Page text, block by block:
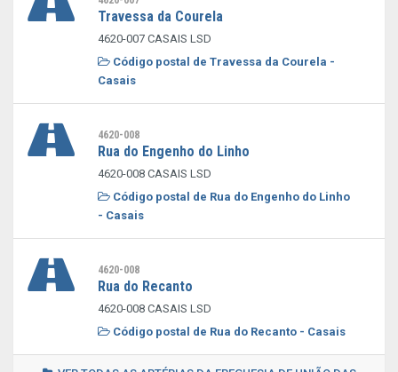
Travessa da Courela
4620-007 CASAIS LSD
Código postal de Travessa da Courela -
Casais
4620-008
Rua do Engenho do Linho
4620-008 CASAIS LSD
Código postal de Rua do Engenho do Linho
- Casais
4620-008
Rua do Recanto
4620-008 CASAIS LSD
Código postal de Rua do Recanto - Casais